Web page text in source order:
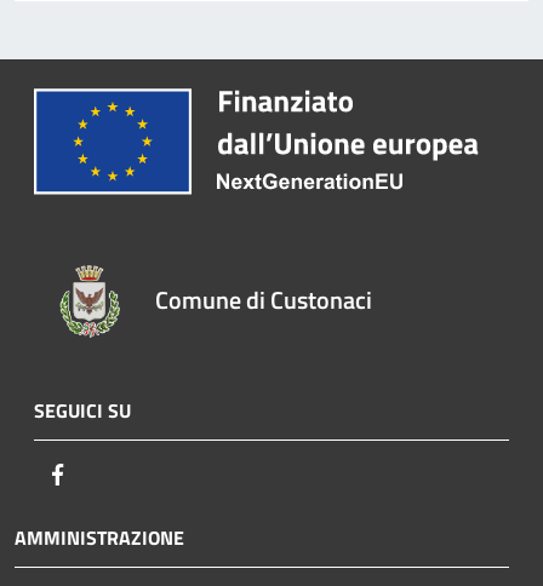
Comune di Custonaci
SEGUICI SU
AMMINISTRAZIONE